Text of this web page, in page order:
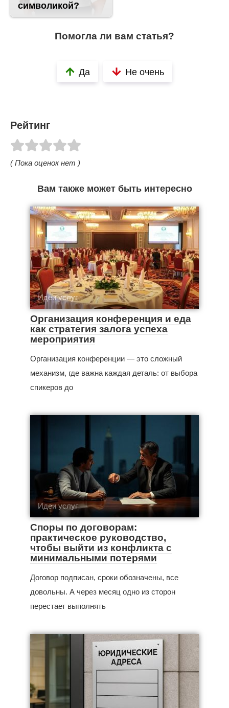
символикой?
Помогла ли вам статья?
Да Не очень
Рейтинг
( Пока оценок нет )
Вам также может быть интересно
Идеи услуг
Организация конференция и еда
как стратегия залога успеха
мероприятия
Организация конференции — это сложный
механизм, где важна каждая деталь: от выбора
спикеров до
Идеи услуг
Споры по договорам:
практическое руководство,
чтобы выйти из конфликта с
минимальными потерями
Договор подписан, сроки обозначены, все
довольны. А через месяц одно из сторон
перестает выполнять